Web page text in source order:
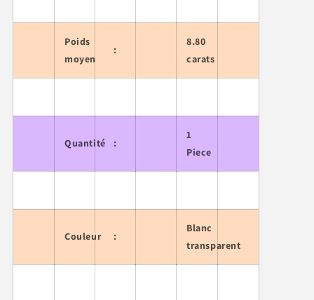
Poids
moyen
:
8.80
carats
Quantité :
1
Piece
Couleur :
Blanc
transparent